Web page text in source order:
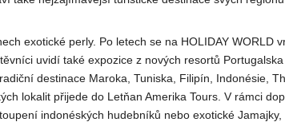
exotické perly. Po letech se na HOLIDAY WORLD
uvidí také expozice z nových resortů
destinace Maroka, Tuniska, Filipín, Indonésie,
lokalit přijede do Letňan Amerika Tours. V rámci
indonéských hudebníků nebo exotické